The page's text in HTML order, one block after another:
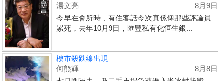
湯文亮
8月9日
今早在會所時，有住客話今次真係俾那些評論員
累死，去年10月9日，匯豐私有化恒生銀...
樓市殺跌線出現
何熊輝
8月8日